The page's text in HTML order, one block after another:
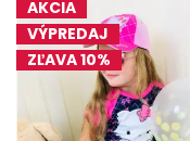
AKCIA
VÝPREDAJ
ZĽAVA 10%